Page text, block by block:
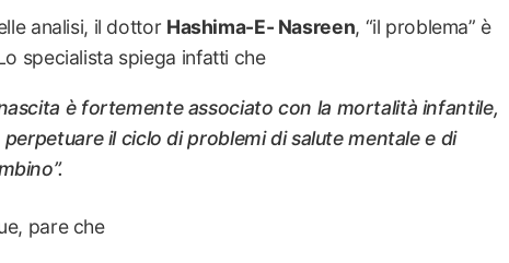
analisi, il dottor Hashima-E- Nasreen, “il problema” è
specialista spiega infatti che
è fortemente associato con la mortalità infantile,
il ciclo di problemi di salute mentale e di
pare che